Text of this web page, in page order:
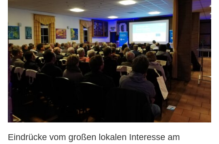
Eindrücke vom großen lokalen Interesse am